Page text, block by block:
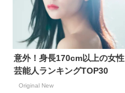
意外！身長170cm以上の女性
芸能人ランキングTOP30
Original New